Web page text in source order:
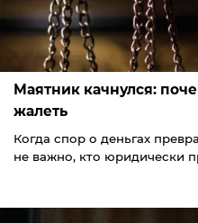
Маятник качнулся:
жалеть
Когда спор о деньгах
не важно, кто юридически